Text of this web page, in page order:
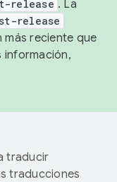
release . La
release
más reciente que
información,
traducir
traducciones